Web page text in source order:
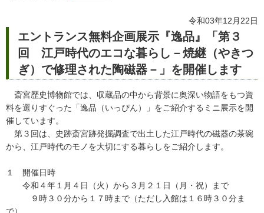
令和03年12月22日
エントランス無料企画展示『逸品』「第３
回 江戸時代のエコな暮らし－焼継（やきつ
ぎ）で修理された陶磁器－」を開催します
斎宮歴史博物館では、収蔵品の中から背景に奥深い物語をもつ資
料を選りすぐった「逸品（いっぴん）」をご紹介するミニ展示を開
催しています。
第３回は、史跡斎宮跡発掘調査で出土した江戸時代の磁器の茶碗
から、江戸時代のモノを大切にする暮らしをご紹介します。
１ 開催日時
令和４年１月４日（火）から３月２１日（月・祝）まで
９時３０分から１７時まで（ただし入館は１６時３０分ま